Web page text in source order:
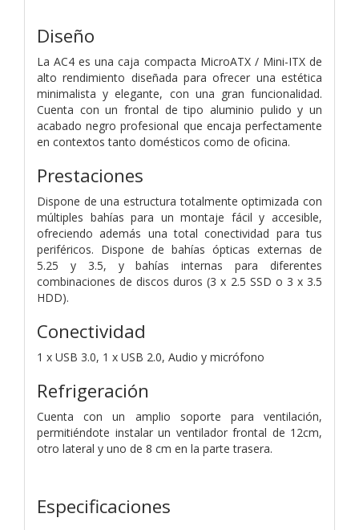
Diseño
La AC4 es una caja compacta MicroATX / Mini-ITX de
alto rendimiento diseñada para ofrecer una estética
minimalista y elegante, con una gran funcionalidad.
Cuenta con un frontal de tipo aluminio pulido y un
acabado negro profesional que encaja perfectamente
en contextos tanto domésticos como de oficina.
Prestaciones
Dispone de una estructura totalmente optimizada con
múltiples bahías para un montaje fácil y accesible,
ofreciendo además una total conectividad para tus
periféricos. Dispone de bahías ópticas externas de
5.25 y 3.5, y bahías internas para diferentes
combinaciones de discos duros (3 x 2.5 SSD o 3 x 3.5
HDD).
Conectividad
1 x USB 3.0, 1 x USB 2.0, Audio y micrófono
Refrigeración
Cuenta con un amplio soporte para ventilación,
permitiéndote instalar un ventilador frontal de 12cm,
otro lateral y uno de 8 cm en la parte trasera.
Especificaciones